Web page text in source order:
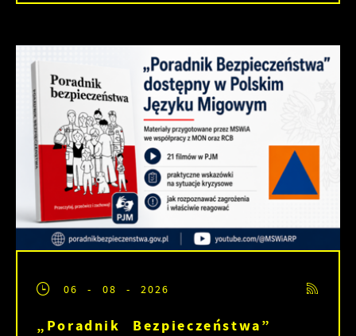
06 - 08 - 2026
„Poradnik Bezpieczeństwa”